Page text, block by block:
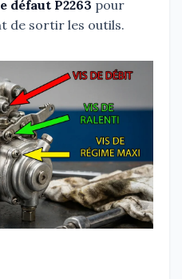
défaut P2263 pour
de sortir les outils.